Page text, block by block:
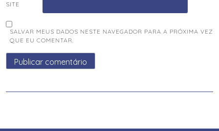
SITE
SALVAR MEUS DADOS NESTE NAVEGADOR PARA A PRÓXIMA VEZ
QUE EU COMENTAR.